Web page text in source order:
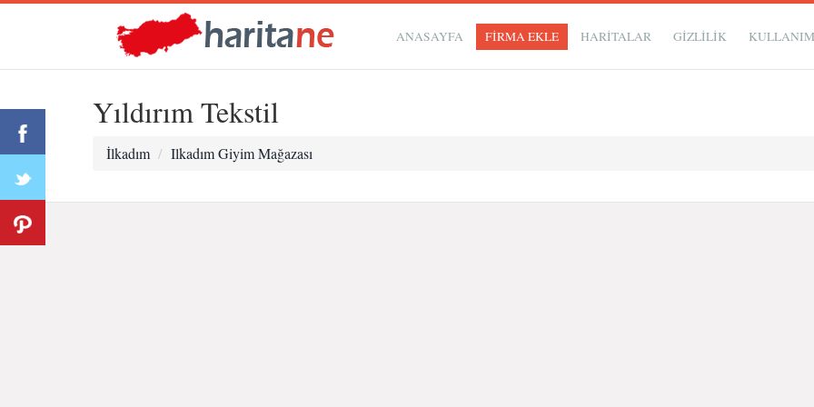
ANASAYFA FİRMA EKLE HARİTALAR GIZLILIK
Yıldırım Tekstil
İlkadım Ilkadım Giyim Mağazası